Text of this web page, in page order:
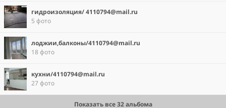
гидроизоляция/ 4110794@mail.ru
5 фото
лоджии,балконы/4110794@mail.ru
18 фото
кухни/4110794@mail.ru
27 фото
Показать все 32 альбома